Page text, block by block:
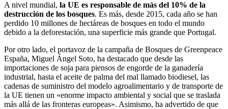
A nivel mundial, la UE es responsable de más del 10% de la
destrucción de los bosques. Es más, desde 2015, cada año se han
perdido 10 millones de hectáreas de bosques en todo el mundo
debido a la deforestación, una superficie más grande que Portugal.
Por otro lado, el portavoz de la campaña de Bosques de Greenpeace
España, Miguel Ángel Soto, ha destacado que desde las
importaciones de soja para piensos de engorde de la ganadería
industrial, hasta el aceite de palma del mal llamado biodiesel, las
cadenas de suministro del modelo agroalimentario y de transporte de
la UE tienen un «enorme impacto ambiental y social que se traslada
más allá de las fronteras europeas». Asimismo, ha advertido de que